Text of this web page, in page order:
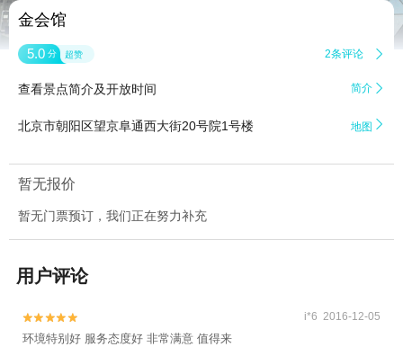
金会馆
5.0 分 超赞 2条评论 
查看景点简介及开放时间 简介 
北京市朝阳区望京阜通西大街20号院1号楼 地图 
暂无报价
暂无门票预订，我们正在努力补充
用户评论

 i*6 2016-12-05
环境特别好 服务态度好 非常满意 值得来